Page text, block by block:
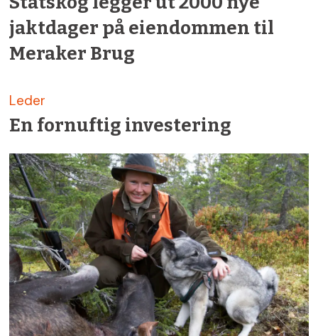
jaktdager på eiendommen til
Meraker Brug
Leder
En fornuftig investering